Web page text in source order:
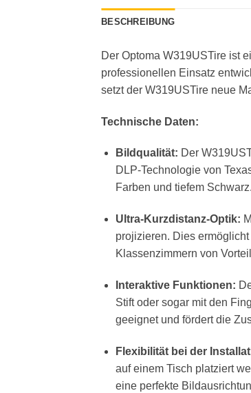
BESCHREIBUNG
Der Optoma W319USTire ist
professionellen Einsatz
setzt der W319USTire neue
Technische Daten:
Bildqualität: Der
DLP-Technologie von
Farben und tiefem Schwarz.
Ultra-Kurzdistanz-Optik:
projizieren. Dies
Klassenzimmern von
Interaktive Funktionen:
Stift oder sogar mit den
geeignet und fördert die
Flexibilität bei der
auf einem Tisch platziert
eine perfekte